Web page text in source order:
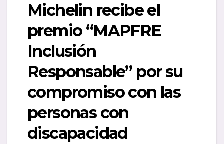
Michelin recibe el
premio “MAPFRE
Inclusión
Responsable” por su
compromiso con las
personas con
discapacidad